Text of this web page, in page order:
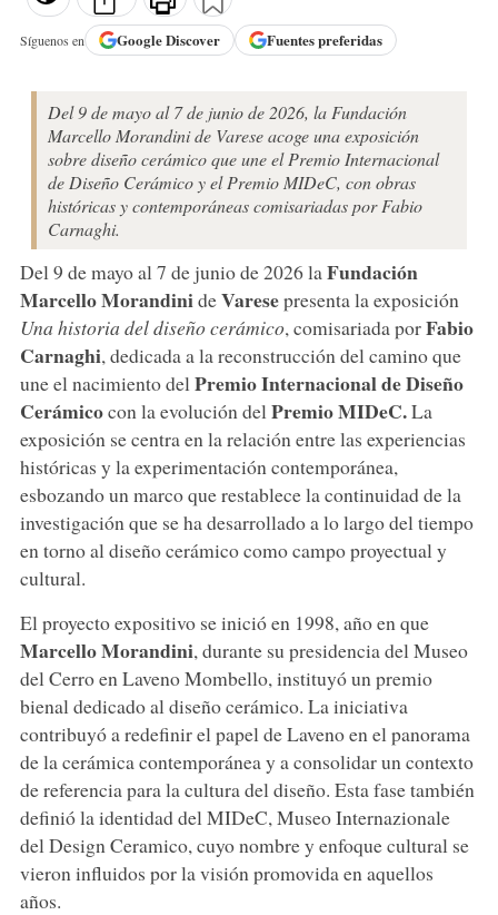
Síguenos en GoogleDiscover Fuentes preferidas
Del 9 de mayo al 7 de junio de 2026, la Fundación
Marcello Morandini de Varese acoge una exposición
sobre diseño cerámico que une el Premio Internacional
de Diseño Cerámico y el Premio MIDeC, con obras
históricas y contemporáneas comisariadas por Fabio
Carnaghi.
Del 9 de mayo al 7 de junio de 2026 la Fundación
Marcello MorandinideVaresepresenta la exposición
Una historia del diseño cerámico, comisariada porFabio
Carnaghi, dedicada a la reconstrucción del camino que
une el nacimiento del Premio Internacional de Diseño
Cerámicocon la evolución del Premio MIDeC.La
exposición se centra en la relación entre las experiencias
históricas y la experimentación contemporánea,
esbozando un marco que restablece la continuidad de la
investigación que se ha desarrollado a lo largo del tiempo
en torno al diseño cerámico como campo proyectual y
cultural.
El proyecto expositivo se inició en 1998, año en que
MarcelloMorandini, durante su presidencia del Museo
del Cerro en Laveno Mombello, instituyó un premio
bienal dedicado al diseño cerámico. La iniciativa
contribuyó a redefinir el papel de Laveno en el panorama
de la cerámica contemporánea y a consolidar un contexto
de referencia para la cultura del diseño. Esta fase también
definió la identidad del MIDeC, Museo Internazionale
del Design Ceramico, cuyo nombre y enfoque cultural se
vieron influidos por la visión promovida en aquellos
años.